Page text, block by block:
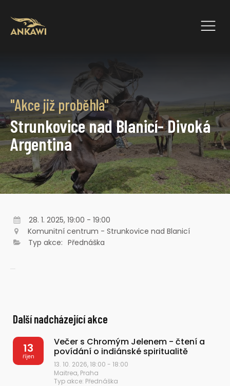
"Akce již proběhla"
Strunkovice nad Blanicí- Divoká
Argentina
28. 1. 2025, 19:00 - 19:00
Komunitní centrum - Strunkovice nad Blanicí
Typ akce: Přednáška
Další nadcházející akce
13
říjen
Večer s Chromým Jelenem - čtení a
povídání o indiánské spiritualitě
13. 10. 2026, 18:00 - 18:00
Maitrea, Praha
Typ akce: Přednáška